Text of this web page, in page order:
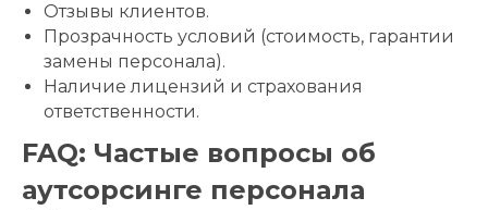
Отзывы клиентов.
Прозрачность условий (стоимость, гарантии
замены персонала).
Наличие лицензий и страхования
ответственности.
FAQ: Частые вопросы об
аутсорсинге персонала